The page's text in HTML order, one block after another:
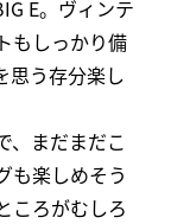
E。ヴィンテ
もしっかり備
思う存分楽し
、まだまだこ
も楽しめそう
ころがむしろ